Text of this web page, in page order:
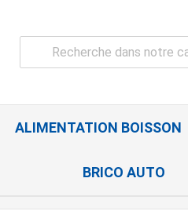
ALIMENTATION BOISSON
BRICO AUTO